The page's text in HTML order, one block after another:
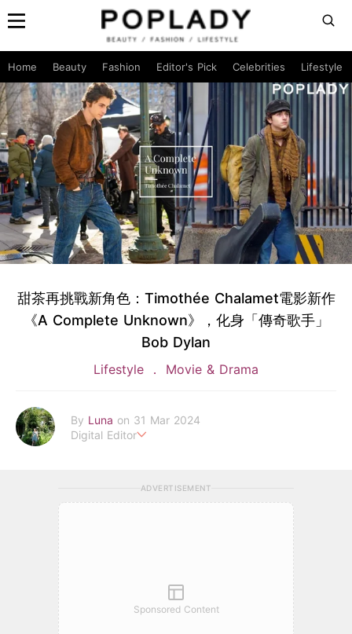
Home Beauty Fashion Editor's Pick Celebrities Lifestyle
甜茶再挑戰新角色：Timothée Chalamet電影新作
《A Complete Unknown》，化身「傳奇歌手」
Bob Dylan
Lifestyle Movie & Drama
By Luna on 31 Mar 2024
Digital Editor
透過旅行找尋理想生活的樣貌 捕捉下每個美好瞬間
luna.huang@poplady-mag.com
ADVERTISEMENT
Sponsored Content